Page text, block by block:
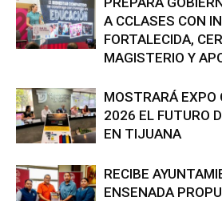
A CCLASES CON
FORTALECIDA,
MAGISTERIO Y
MOSTRARÁ EXPO
2026 EL FUTURO
EN TIJUANA
RECIBE
ENSENADA